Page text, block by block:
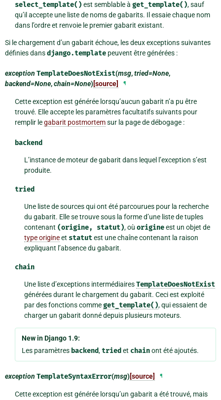
select_template() est semblable à get_template(), sauf
qu’il accepte une liste de noms de gabarits. Il essaie chaque nom
dans l’ordre et renvoie le premier gabarit existant.
Si le chargement d’un gabarit échoue, les deux exceptions suivantes
définies dansdjango.template peuvent être générées :
exception TemplateDoesNotExist(msg,tried=None,
backend=None,chain=None)[source] ¶
Cette exception est générée lorsqu’aucun gabarit n’a pu être
trouvé. Elle accepte les paramètres facultatifs suivants pour
remplir legabarit postmortemsur la page de débogage :
backend
L’instance de moteur de gabarit dans lequel l’exception s’est
produite.
tried
Une liste de sources qui ont été parcourues pour la recherche
du gabarit. Elle se trouve sous la forme d’une liste de tuples
contenant (origine, statut), oùorigineest un objet de
type origineet statutest une chaîne contenant la raison
expliquant l’absence du gabarit.
chain
Une liste d’exceptions intermédiairesTemplateDoesNotExist
générées durant le chargement du gabarit. Ceci est exploité
par des fonctions commeget_template(), qui essaient de
charger un gabarit donné depuis plusieurs moteurs.
New in Django 1.9:
Les paramètres backend,tried et chainont été ajoutés.
exception TemplateSyntaxError(msg)[source] ¶
Cette exception est générée lorsqu’un gabarit a été trouvé, mais